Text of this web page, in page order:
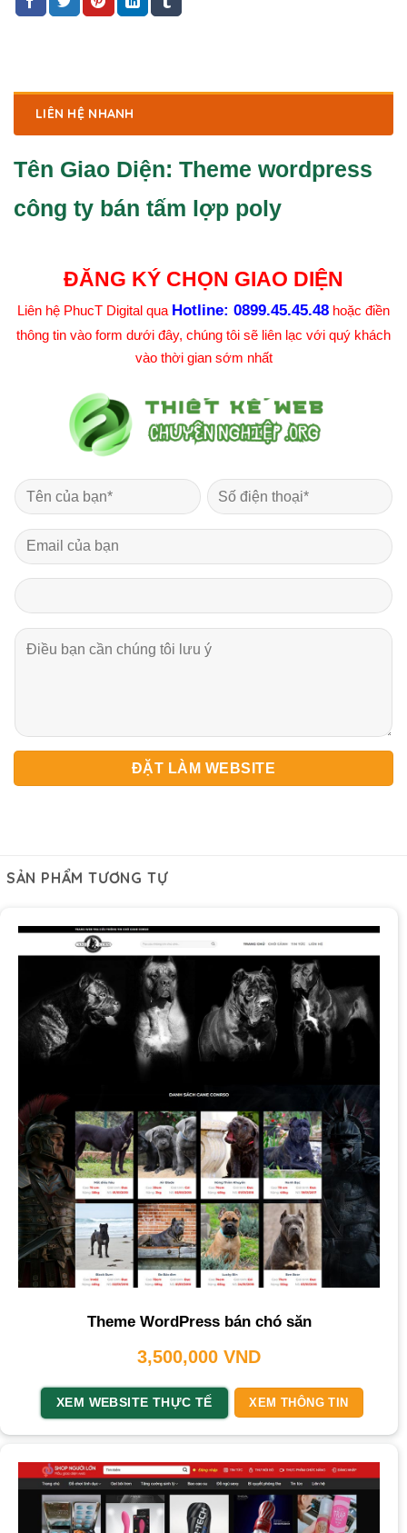
LIÊN HỆ NHANH
Tên Giao Diện: Theme wordpress
công ty bán tấm lợp poly
ĐĂNG KÝ CHỌN GIAO DIỆN
Liên hệ PhucT Digital qua Hotline: 0899.45.45.48 hoặc điền
thông tin vào form dưới đây, chúng tôi sẽ liên lạc với quý khách
vào thời gian sớm nhất
SẢN PHẨM TƯƠNG TỰ
Theme WordPress bán chó săn
3,500,000 VND
XEM WEBSITE THỰC TẾ XEM THÔNG TIN